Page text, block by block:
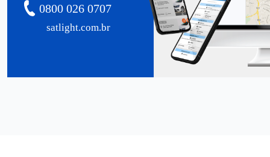
satlight.com.br
0800 026 0707